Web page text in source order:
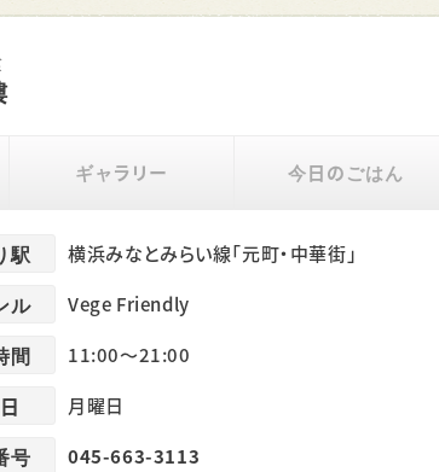
ギャラリー 今日のごはん
駅 横浜みなとみらい線「元町・中華街」
ル Vege Friendly
間 11:00～21:00
月曜日
号 045-663-3113